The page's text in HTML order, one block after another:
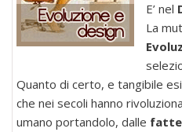
E’ nel
La
Quanto di certo, e tangibile
che nei secoli hanno
umano portandolo, dalle